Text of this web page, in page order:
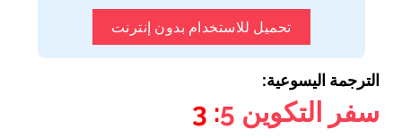
تحميل للاستخدام بدون إنترنت
الترجمة اليسوعية:
سفر التكوين 5
: 3